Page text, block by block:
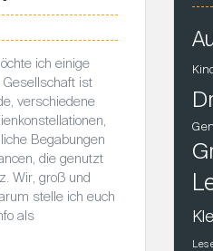
ich einige
ist
verschiedene
Begabungen
die genutzt
Wir, groß und
stelle ich euch
als